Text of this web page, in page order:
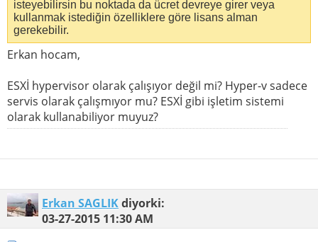
isteyebilirsin bu noktada da ücret devreye girer veya
kullanmak istediğin özelliklere göre lisans alman
gerekebilir.
Erkan hocam,
ESXİ hypervisor olarak çalışıyor değil mi? Hyper-v sadece
servis olarak çalışmıyor mu? ESXİ gibi işletim sistemi
olarak kullanabiliyor muyuz?
Erkan SAGLIKdiyorki:
03-27-2015 11:30 AM